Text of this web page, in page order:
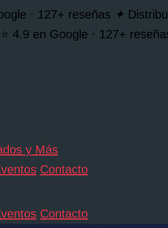
· 127+ reseñas ✦
4.9 en Google · 127+
Contacto
Contacto